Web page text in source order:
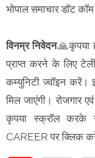
भोपाल समाचार डॉट
विनम्र निवेदन🙏कृपया
प्राप्त करने के लिए
कम्युनिटी ज्वॉइन
मिल जाएंगी। रोजगार
कृपया स्क्रॉल करके
CAREER पर क्लिक